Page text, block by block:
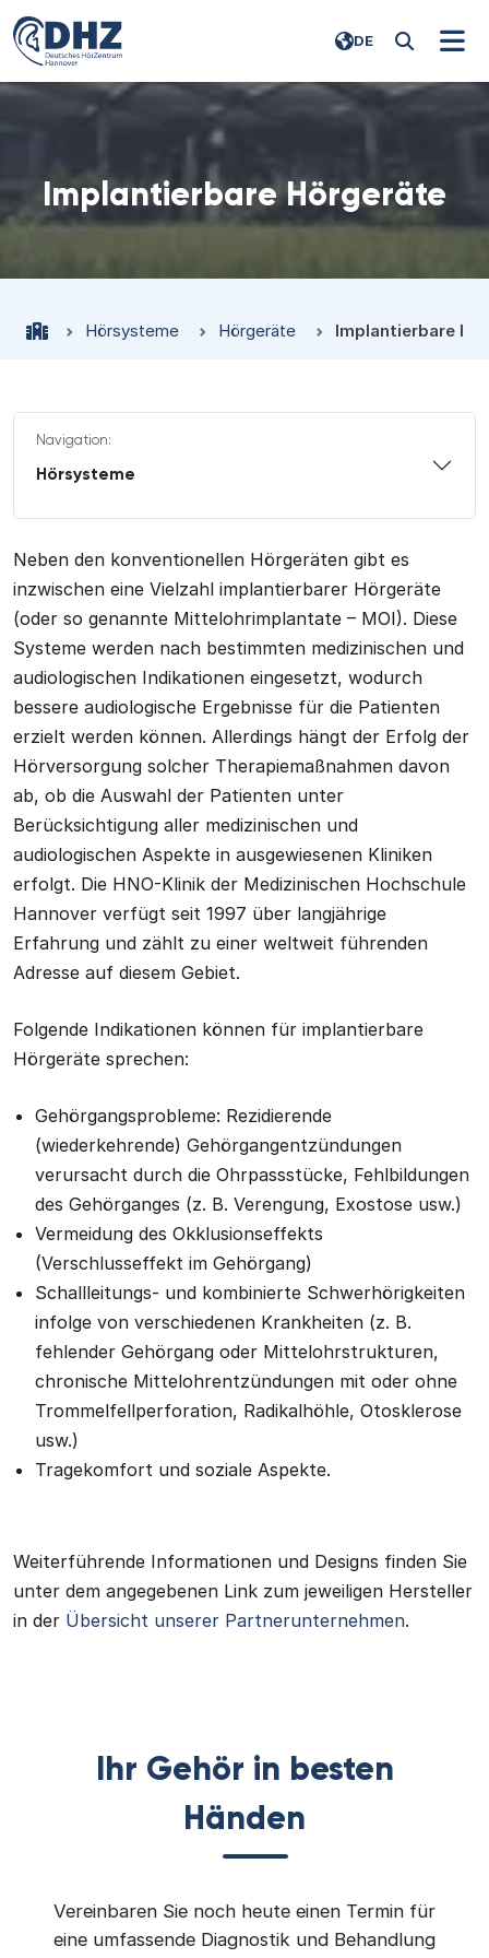
DE
Implantierbare Hörgeräte
Hörsysteme Hörgeräte Implantierbare
Navigation:
Hörsysteme
Neben den konventionellen Hörgeräten gibt es
inzwischen eine Vielzahl implantierbarer Hörgeräte
(oder so genannte Mittelohrimplantate – MOI). Diese
Systeme werden nach bestimmten medizinischen und
audiologischen Indikationen eingesetzt, wodurch
bessere audiologische Ergebnisse für die Patienten
erzielt werden können. Allerdings hängt der Erfolg der
Hörversorgung solcher Therapiemaßnahmen davon
ab, ob die Auswahl der Patienten unter
Berücksichtigung aller medizinischen und
audiologischen Aspekte in ausgewiesenen Kliniken
erfolgt. Die HNO-Klinik der Medizinischen Hochschule
Hannover verfügt seit 1997 über langjährige
Erfahrung und zählt zu einer weltweit führenden
Adresse auf diesem Gebiet.
Folgende Indikationen können für implantierbare
Hörgeräte sprechen:
Gehörgangsprobleme: Rezidierende
(wiederkehrende) Gehörgangentzündungen
verursacht durch die Ohrpassstücke, Fehlbildungen
des Gehörganges (z. B. Verengung, Exostose usw.)
Vermeidung des Okklusionseffekts
(Verschlusseffekt im Gehörgang)
Schallleitungs- und kombinierte Schwerhörigkeiten
infolge von verschiedenen Krankheiten (z. B.
fehlender Gehörgang oder Mittelohrstrukturen,
chronische Mittelohrentzündungen mit oder ohne
Trommelfellperforation, Radikalhöhle, Otosklerose
usw.)
Tragekomfort und soziale Aspekte.
Weiterführende Informationen und Designs finden Sie
unter dem angegebenen Link zum jeweiligen Hersteller
in der Übersicht unserer Partnerunternehmen.
Ihr Gehör in besten
Händen
Vereinbaren Sie noch heute einen Termin für
eine umfassende Diagnostik und Behandlung